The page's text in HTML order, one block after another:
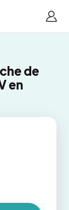
de
en